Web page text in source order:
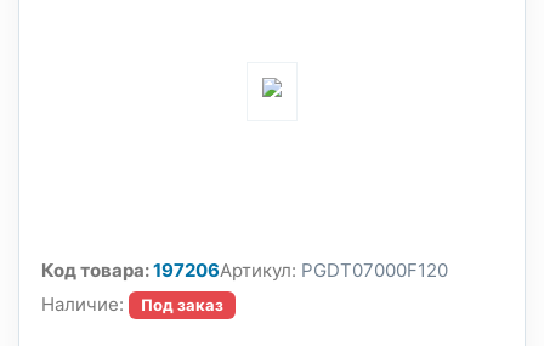
Код товара:197206Артикул: PGDT07000F120
Наличие:
Под заказ